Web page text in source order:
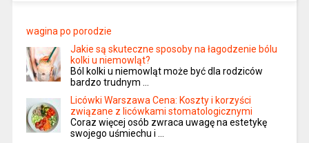
wagina po porodzie
Jakie są skuteczne sposoby na łagodzenie bólu
kolki u niemowląt?
Ból kolki u niemowląt może być dla rodziców
bardzo trudnym …
Licówki Warszawa Cena: Koszty i korzyści
związane z licówkami stomatologicznymi
Coraz więcej osób zwraca uwagę na estetykę
swojego uśmiechu i …